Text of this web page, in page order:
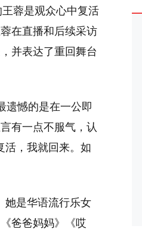
蓉是观众心中复活
在直播和后续采访
并表达了重回舞台
遗憾的是在一公即
有一点不服气，认
活，我就回来。如
她是华语流行乐女
爸爸妈妈》《哎